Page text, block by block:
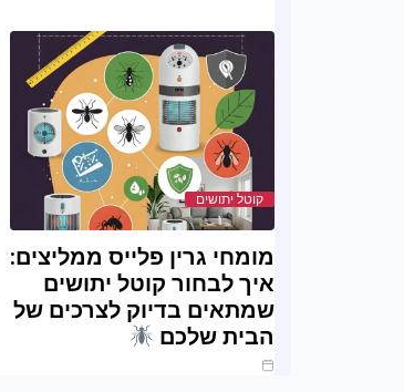
קוטל יתושים
מומחי גרין פלייס ממליצים:
איך לבחור קוטל יתושים
שמתאים בדיוק לצרכים של
הבית שלכם